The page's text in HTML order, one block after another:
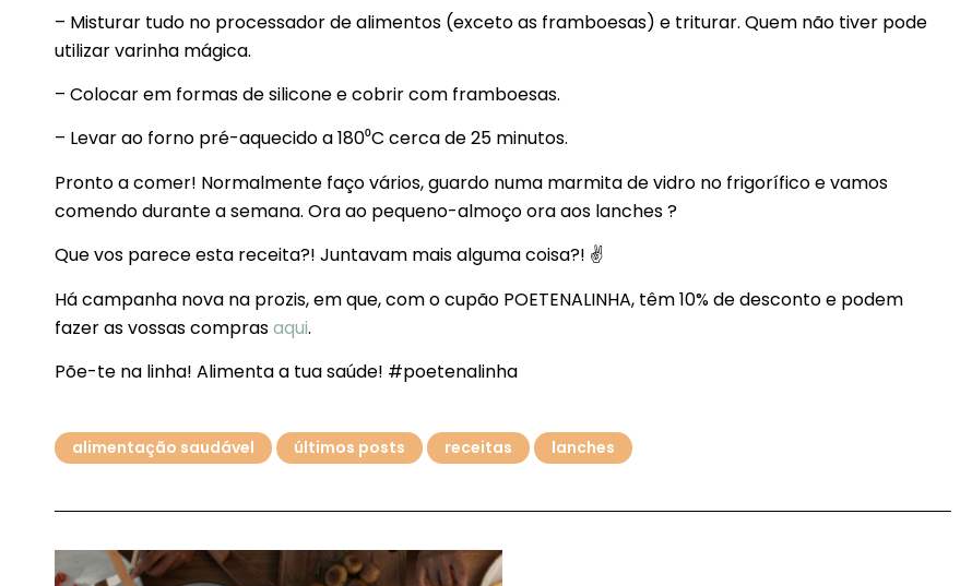
– Misturar tudo no processador de alimentos (exceto as framboesas) e triturar. Quem não tiver pode
utilizar varinha mágica.
– Colocar em formas de silicone e cobrir com framboesas.
– Levar ao forno pré-aquecido a 180⁰C cerca de 25 minutos.
Pronto a comer! Normalmente faço vários, guardo numa marmita de vidro no frigorífico e vamos
comendo durante a semana. Ora ao pequeno-almoço ora aos lanches ?
Que vos parece esta receita?! Juntavam mais alguma coisa?! ✌
Há campanha nova na prozis, em que, com o cupão POETENALINHA, têm 10% de desconto e podem
fazer as vossas comprasaqui.
Põe-te na linha! Alimenta a tua saúde! #poetenalinha
alimentação saudável últimos posts receitas lanches